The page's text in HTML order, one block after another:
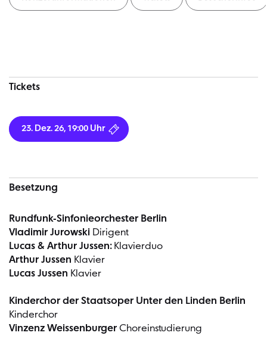
Tickets
23. Dez. 26, 19:00 Uhr
Besetzung
Rundfunk-Sinfonieorchester Berlin
Vladimir Jurowski Dirigent
Lucas & Arthur Jussen: Klavierduo
Arthur Jussen Klavier
Lucas Jussen Klavier
Kinderchor der Staatsoper Unter den Linden Berlin
Kinderchor
Vinzenz Weissenburger Choreinstudierung